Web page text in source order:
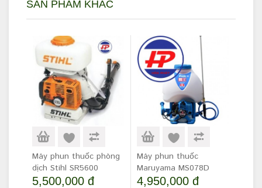
SẢN PHẨM KHÁC
Máy phun thuốc phòng
dịch Stihl SR5600
5,500,000 đ
Máy phun thuốc
Maruyama MS078D
4,950,000 đ